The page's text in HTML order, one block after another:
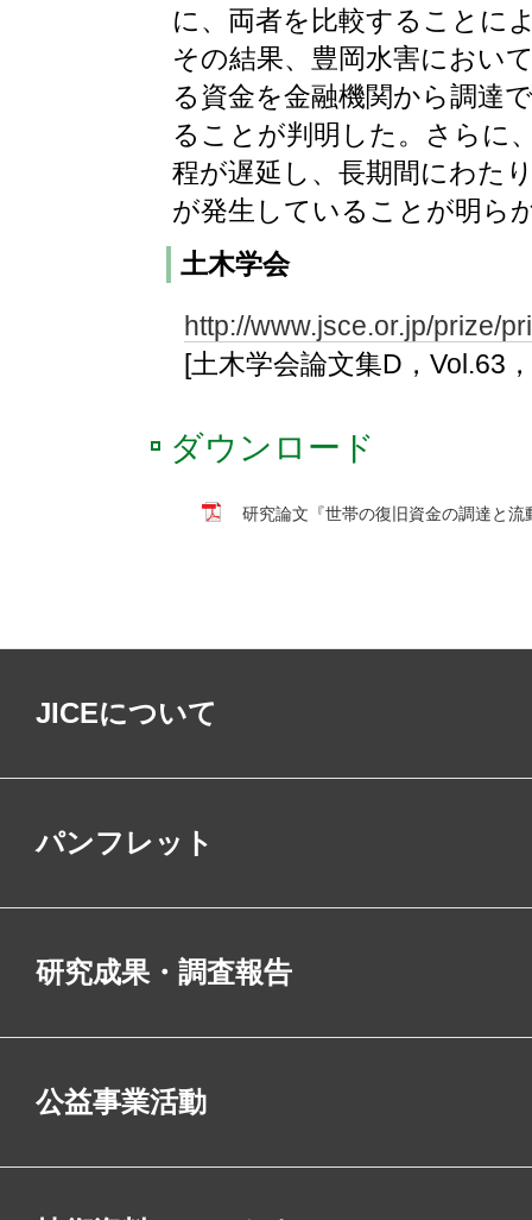
に、両者を比較することに
その結果、豊岡水害におい
る資金を金融機関から調達
ることが判明した。さらに
程が遅延し、長期間にわた
が発生していることが明ら
土木学会
http://www.jsce.or.jp/prize/
[土木学会論文集D，Vol.63
ダウンロード
研究論文『世帯の復旧資金の調達と流
JICEについて
パンフレット
研究成果・調査報告
公益事業活動